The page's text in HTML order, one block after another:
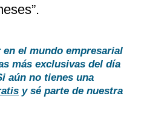
en el mundo empresarial
más exclusivas del día
aún no tienes una
y sé parte de nuestra